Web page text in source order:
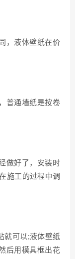
，液体壁纸在价
普通墙纸是按卷
做好了，安装时
施工的过程中调
可以;液体壁纸
后用模具框出花